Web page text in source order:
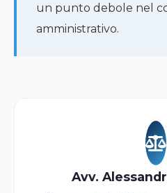
un punto debole nel
amministrativo.
Avv.